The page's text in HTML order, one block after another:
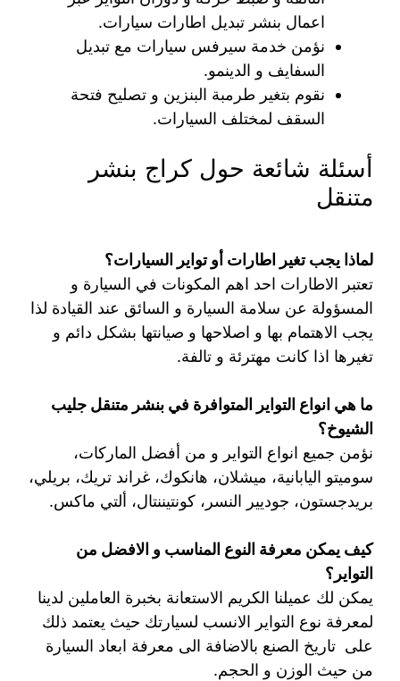
اعمال بنشر تبديل اطارات سيارات.
نؤمن خدمة سيرفس سيارات مع تبديل
السفايف و الدينمو.
نقوم بتغير طرمبة البنزين و تصليح فتحة
السقف لمختلف السيارات.
أسئلة شائعة حول كراج بنشر
متنقل
لماذا يجب تغير اطارات أو تواير السيارات؟
تعتبر الاطارات احد اهم المكونات في السيارة و
المسؤولة عن سلامة السيارة و السائق عند القيادة لذا
يجب الاهتمام بها و اصلاحها و صيانتها بشكل دائم و
تغيرها اذا كانت مهترئة و تالفة.
ما هي انواع التواير المتوافرة في بنشر متنقل جليب
الشيوخ؟
نؤمن جميع انواع التواير و من أفضل الماركات،
سوميتو اليابانية، ميشلان، هانكوك، غراند تريك، بريلي،
بريدجستون، جوديير النسر، كونتيننتال، ألتي ماكس.
كيف يمكن معرفة النوع المناسب و الافضل من
التواير؟
يمكن لك عميلنا الكريم الاستعانة بخبرة العاملين لدينا
لمعرفة نوع التواير الانسب لسيارتك حيث يعتمد ذلك
على تاريخ الصنع بالاضافة الى معرفة ابعاد السيارة
من حيث الوزن و الحجم.